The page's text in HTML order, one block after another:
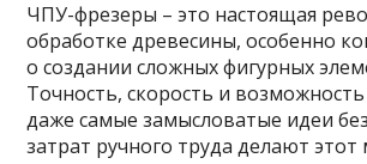
ЧПУ-фрезеры – это настоящая
обработке древесины, особенно
о создании сложных фигурных
Точность, скорость и
даже самые замысловатые идеи
затрат ручного труда делают этот